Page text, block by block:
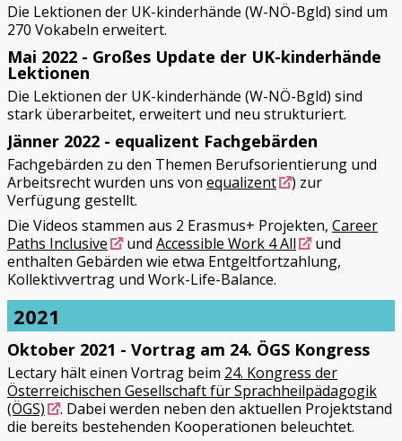
Die Lektionen der UK-kinderhände (W-NÖ-Bgld) sind um
270 Vokabeln erweitert.
Mai 2022 - Großes Update der UK-kinderhände
Lektionen
Die Lektionen der UK-kinderhände (W-NÖ-Bgld) sind
stark überarbeitet, erweitert und neu strukturiert.
Jänner 2022 - equalizent Fachgebärden
Fachgebärden zu den Themen Berufsorientierung und
Arbeitsrecht wurden uns von equalizent
) zur
Verfügung gestellt.
Die Videos stammen aus 2 Erasmus+ Projekten, Career
Paths Inclusive
und Accessible Work 4 All
und
enthalten Gebärden wie etwa Entgeltfortzahlung,
Kollektivvertrag und Work-Life-Balance.
2021
Oktober 2021 - Vortrag am 24. ÖGS Kongress
Lectary hält einen Vortrag beim 24. Kongress der
Österreichischen Gesellschaft für Sprachheilpädagogik
(ÖGS)
. Dabei werden neben den aktuellen Projektstand
die bereits bestehenden Kooperationen beleuchtet.